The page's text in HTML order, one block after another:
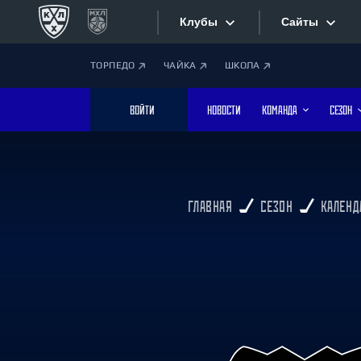
Клубы
Дивизион Боброва
Лада
Торпедо
Сайты
ТОРПЕДО ЧАЙКА ШКОЛА
ВОЙТИ НОВОСТИ КОМАНДА СЕЗОН
ГЛАВНАЯ СЕЗОН